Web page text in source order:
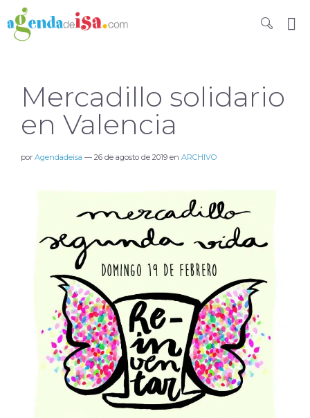
Mercadillo solidario
en Valencia
por Agendadeisa — 26 de agosto de 2019 en ARCHIVO